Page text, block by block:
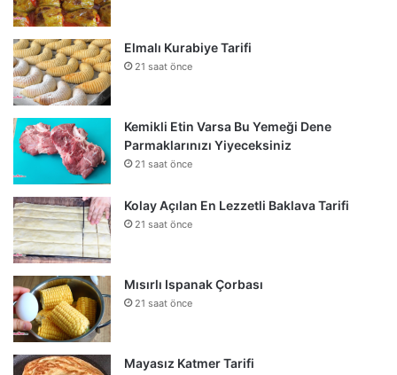
Elmalı Kurabiye Tarifi
21 saat önce
Kemikli Etin Varsa Bu Yemeği Dene
Parmaklarınızı Yiyeceksiniz
21 saat önce
Kolay Açılan En Lezzetli Baklava Tarifi
21 saat önce
Mısırlı Ispanak Çorbası
21 saat önce
Mayasız Katmer Tarifi